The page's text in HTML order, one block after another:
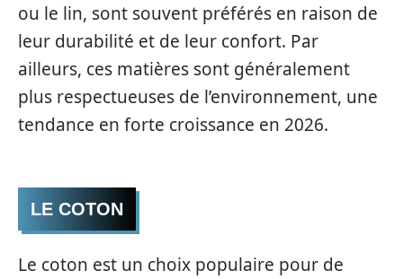
ou le lin, sont souvent préférés en raison de
leur durabilité et de leur confort. Par
ailleurs, ces matières sont généralement
plus respectueuses de l’environnement, une
tendance en forte croissance en 2026.
LE COTON
Le coton est un choix populaire pour de